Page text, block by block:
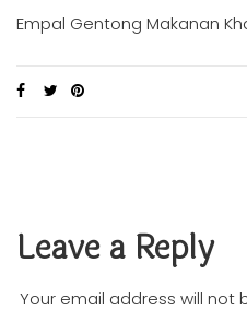
Empal Gentong Makanan
Leave a Reply
Your email address will not